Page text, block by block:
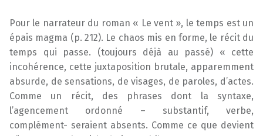
Pour le narrateur du roman « Le vent », le temps est un
épais magma (p. 212). Le chaos mis en forme, le récit du
temps qui passe. (toujours déjà au passé) « cette
incohérence, cette juxtaposition brutale, apparemment
absurde, de sensations, de visages, de paroles, d’actes.
Comme un récit, des phrases dont la syntaxe,
l’agencement ordonné – substantif, verbe,
complément- seraient absents. Comme ce que devient